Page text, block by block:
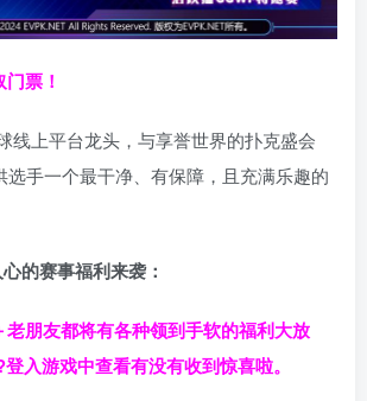
票！
线上平台龙头，与享誉世界的扑克盛会
选手一个最干净、有保障，且充满乐趣的
的赛事福利来袭：
朋友都将有各种领到手软的福利大放
入游戏中查看有没有收到惊喜啦。